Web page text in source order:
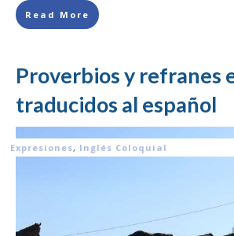
Read More
Proverbios y refranes
traducidos al español
Expresiones, Inglés Coloquial